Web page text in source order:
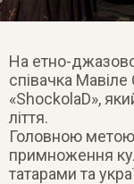
На етно-
співачка Мавіле
«ShockolaD»,
ліття.
Головною
примноження
татарами та